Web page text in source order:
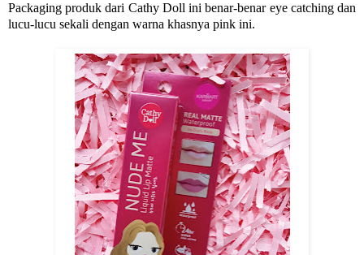
Packaging produk dari Cathy Doll ini benar-benar eye catching dan
lucu-lucu sekali dengan warna khasnya pink ini.